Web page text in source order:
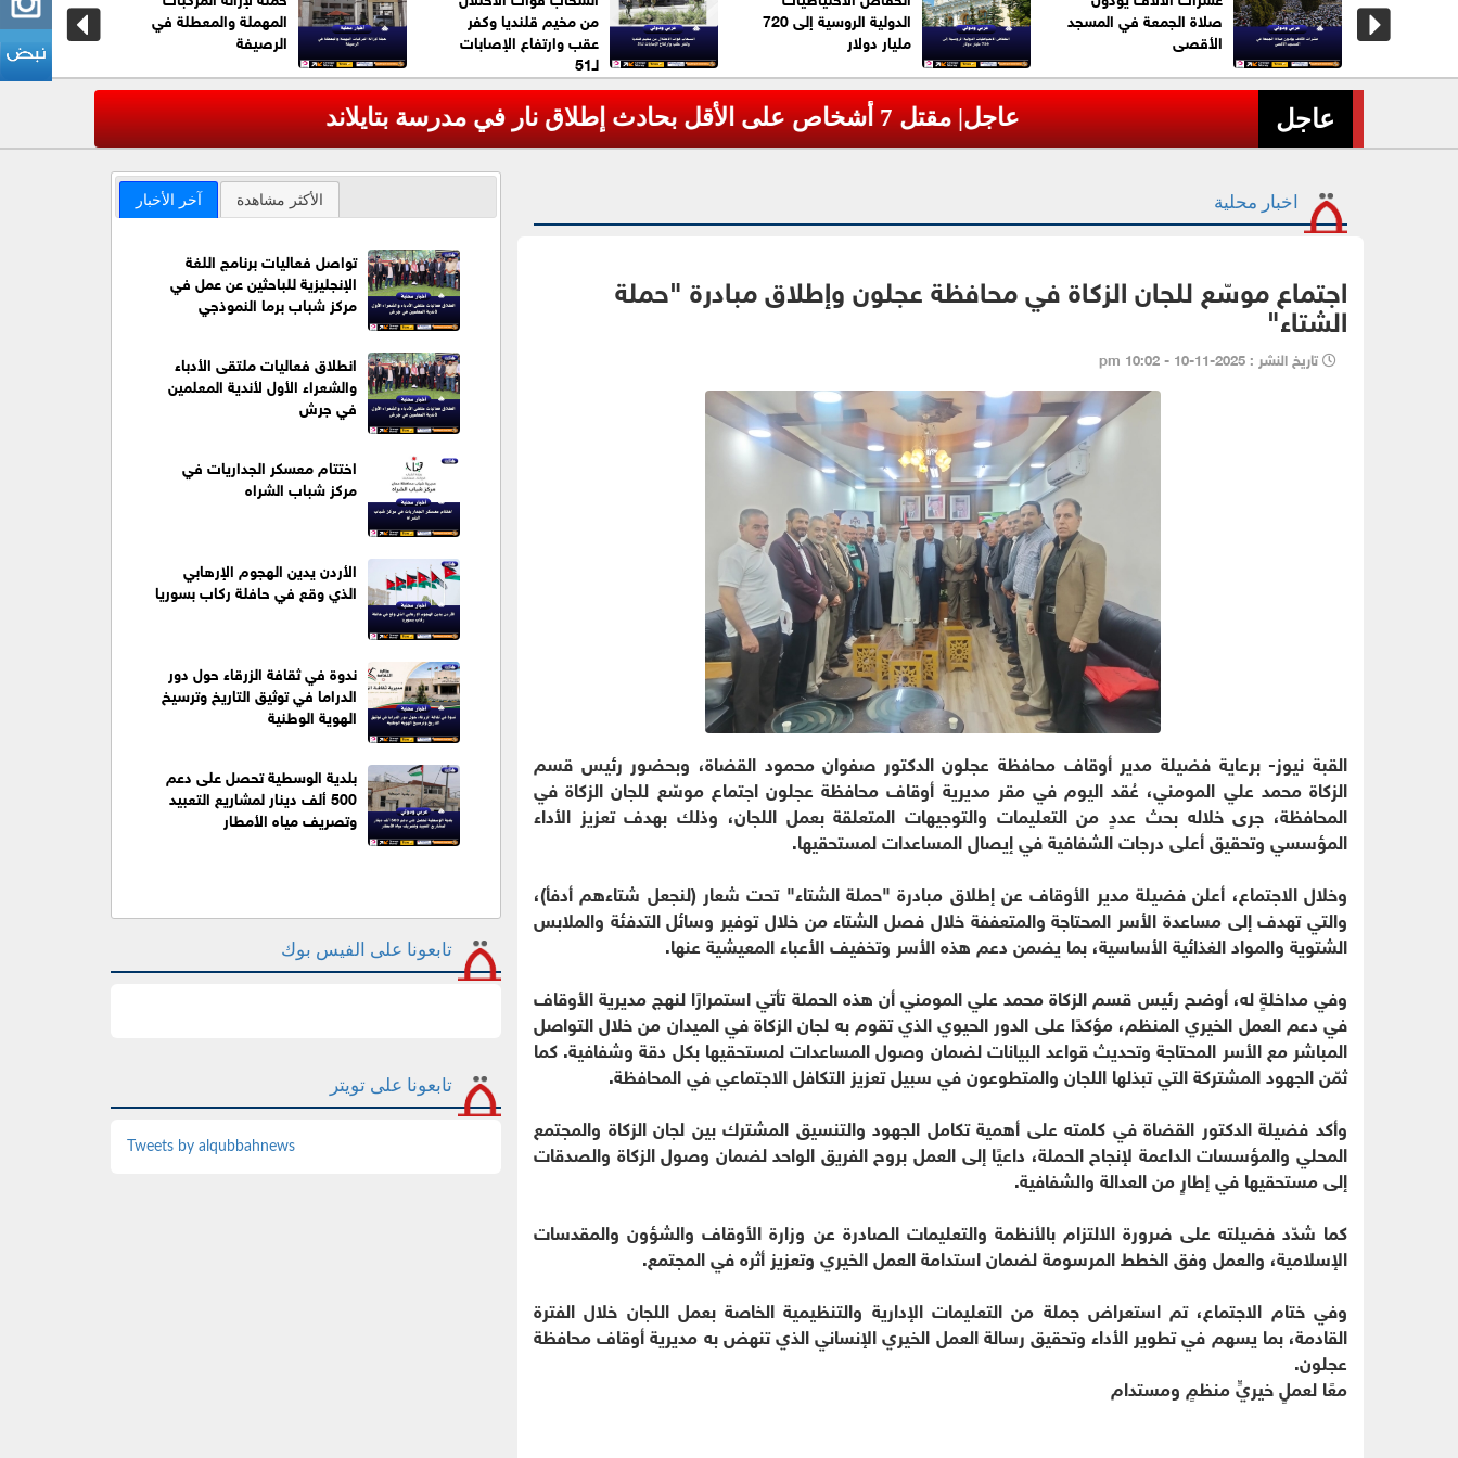
صلاة الجمعة في المسجد
الأقصى
الدولية الروسية إلى 720
مليار دولار
من مخيم قلنديا وكفر
عقب وارتفاع الإصابات
لـ51
المهملة والمعطلة في
الرصيفة
عاجل عاجل| مقتل 7 أشخاص على الأقل بحادث إطلاق نار في مدرسة بتايلاند
اخبار محلية
اجتماع موسّع للجان الزكاة في محافظة عجلون وإطلاق مبادرة "حملة
الشتاء"
تاريخ النشر : 2025-11-10 - 10:02 pm
القبة نيوز- برعاية فضيلة مدير أوقاف محافظة عجلون الدكتور صفوان محمود القضاة، وبحضور رئيس قسم
الزكاة محمد علي المومني، عُقد اليوم في مقر مديرية أوقاف محافظة عجلون اجتماع موسّع للجان الزكاة في
المحافظة، جرى خلاله بحث عددٍ من التعليمات والتوجيهات المتعلقة بعمل اللجان، وذلك بهدف تعزيز الأداء
المؤسسي وتحقيق أعلى درجات الشفافية في إيصال المساعدات لمستحقيها.
وخلال الاجتماع، أعلن فضيلة مدير الأوقاف عن إطلاق مبادرة "حملة الشتاء" تحت شعار (لنجعل شتاءهم أدفأ)،
والتي تهدف إلى مساعدة الأسر المحتاجة والمتعففة خلال فصل الشتاء من خلال توفير وسائل التدفئة والملابس
الشتوية والمواد الغذائية الأساسية، بما يضمن دعم هذه الأسر وتخفيف الأعباء المعيشية عنها.
وفي مداخلةٍ له، أوضح رئيس قسم الزكاة محمد علي المومني أن هذه الحملة تأتي استمرارًا لنهج مديرية الأوقاف
في دعم العمل الخيري المنظم، مؤكدًا على الدور الحيوي الذي تقوم به لجان الزكاة في الميدان من خلال التواصل
المباشر مع الأسر المحتاجة وتحديث قواعد البيانات لضمان وصول المساعدات لمستحقيها بكل دقة وشفافية. كما
ثمّن الجهود المشتركة التي تبذلها اللجان والمتطوعون في سبيل تعزيز التكافل الاجتماعي في المحافظة.
وأكد فضيلة الدكتور القضاة في كلمته على أهمية تكامل الجهود والتنسيق المشترك بين لجان الزكاة والمجتمع
المحلي والمؤسسات الداعمة لإنجاح الحملة، داعيًا إلى العمل بروح الفريق الواحد لضمان وصول الزكاة والصدقات
إلى مستحقيها في إطارٍ من العدالة والشفافية.
كما شدّد فضيلته على ضرورة الالتزام بالأنظمة والتعليمات الصادرة عن وزارة الأوقاف والشؤون والمقدسات
الإسلامية، والعمل وفق الخطط المرسومة لضمان استدامة العمل الخيري وتعزيز أثره في المجتمع.
وفي ختام الاجتماع، تم استعراض جملة من التعليمات الإدارية والتنظيمية الخاصة بعمل اللجان خلال الفترة
القادمة، بما يسهم في تطوير الأداء وتحقيق رسالة العمل الخيري الإنساني الذي تنهض به مديرية أوقاف محافظة
عجلون.
معًا لعملٍ خيريٍّ منظمٍ ومستدام
آخر الأخبار الأكثر مشاهدة
تواصل فعاليات برنامج اللغة
الإنجليزية للباحثين عن عمل في
مركز شباب برما النموذجي
انطلاق فعاليات ملتقى الأدباء
والشعراء الأول لأندية المعلمين
في جرش
اختتام معسكر الجداريات في
مركز شباب الشراه
الأردن يدين الهجوم الإرهابي
الذي وقع في حافلة ركاب بسوريا
ندوة في ثقافة الزرقاء حول دور
الدراما في توثيق التاريخ وترسيخ
الهوية الوطنية
بلدية الوسطية تحصل على دعم
500 ألف دينار لمشاريع التعبيد
وتصريف مياه الأمطار
تابعونا على الفيس بوك
تابعونا على تويتر
Tweets by alqubbahnews